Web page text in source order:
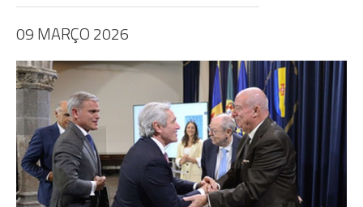
09 MARÇO 2026